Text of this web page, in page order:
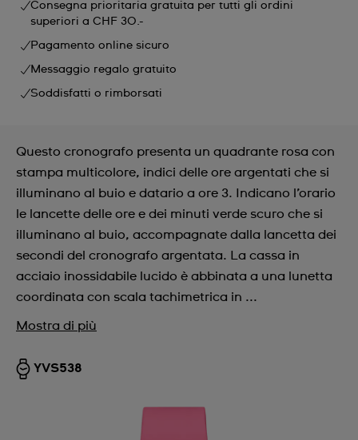
Consegna prioritaria gratuita per tutti gli ordini
superiori a CHF 30.-
Pagamento online sicuro
Messaggio regalo gratuito
Soddisfatti o rimborsati
Questo cronografo presenta un quadrante rosa con
stampa multicolore, indici delle ore argentati che si
illuminano al buio e datario a ore 3. Indicano l’orario
le lancette delle ore e dei minuti verde scuro che si
illuminano al buio, accompagnate dalla lancetta dei
secondi del cronografo argentata. La cassa in
acciaio inossidabile lucido è abbinata a una lunetta
coordinata con scala tachimetrica in ...
Mostra di più
YVS538